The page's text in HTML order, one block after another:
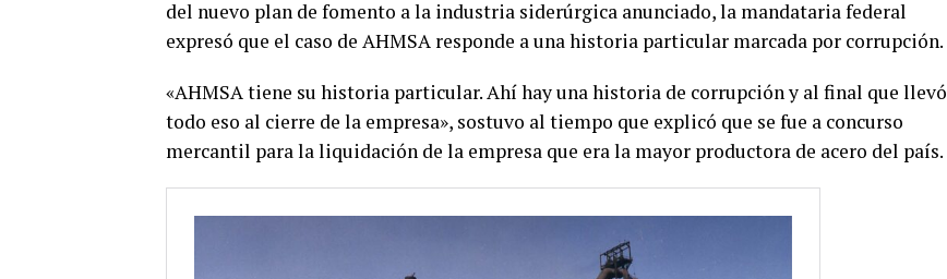
del nuevo plan de fomento a la industria siderúrgica anunciado, la mandataria federal
expresó que el caso de AHMSA responde a una historia particular marcada por corrupción.
«AHMSA tiene su historia particular. Ahí hay una historia de corrupción y al final que llevó
todo eso al cierre de la empresa», sostuvo al tiempo que explicó que se fue a concurso
mercantil para la liquidación de la empresa que era la mayor productora de acero del país.